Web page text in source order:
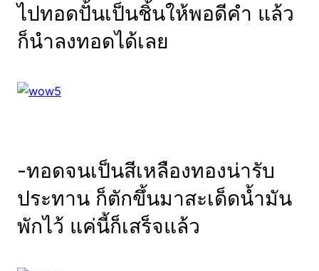
ไปทอดปั้นเป็นชิ้นให้พอดีคำ แล้ว
ก็นำลงทอดได้เลย
-ทอดจนเป็นสีเหลืองทองน่ารับ
ประทาน ก็ตักขึ้นมาสะเด็ดน้ำมัน
พักไว้ แค่นี้ก็เสร็จแล้ว